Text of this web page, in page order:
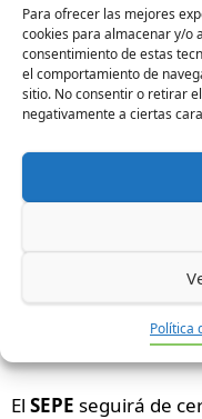
Para ofrecer las mejores
cookies para almacenar y/o
consentimiento de estas
el comportamiento de
sitio. No consentir o retirar
negativamente a ciertas
Política
formación y empleo
cualificación
Plena Inclusión
desarrollo de
ofreciéndoles
15
el ámbito
obtendrán un
Inclusión Ceuta.
El SEPE seguirá de